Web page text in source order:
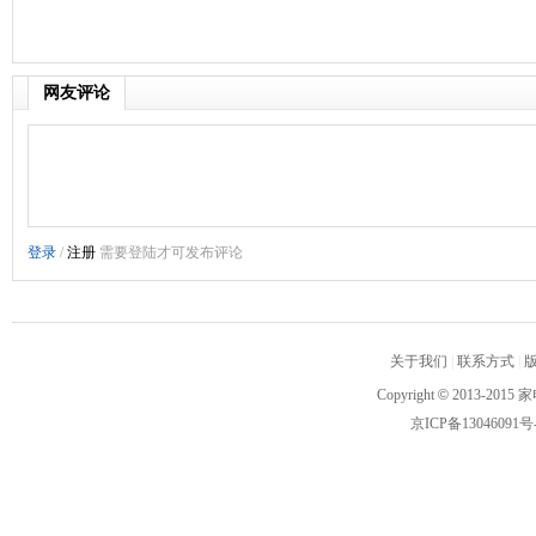
网友评论
关于我们 联系方式
Copyright © 2013-2015
京ICP备13046091号